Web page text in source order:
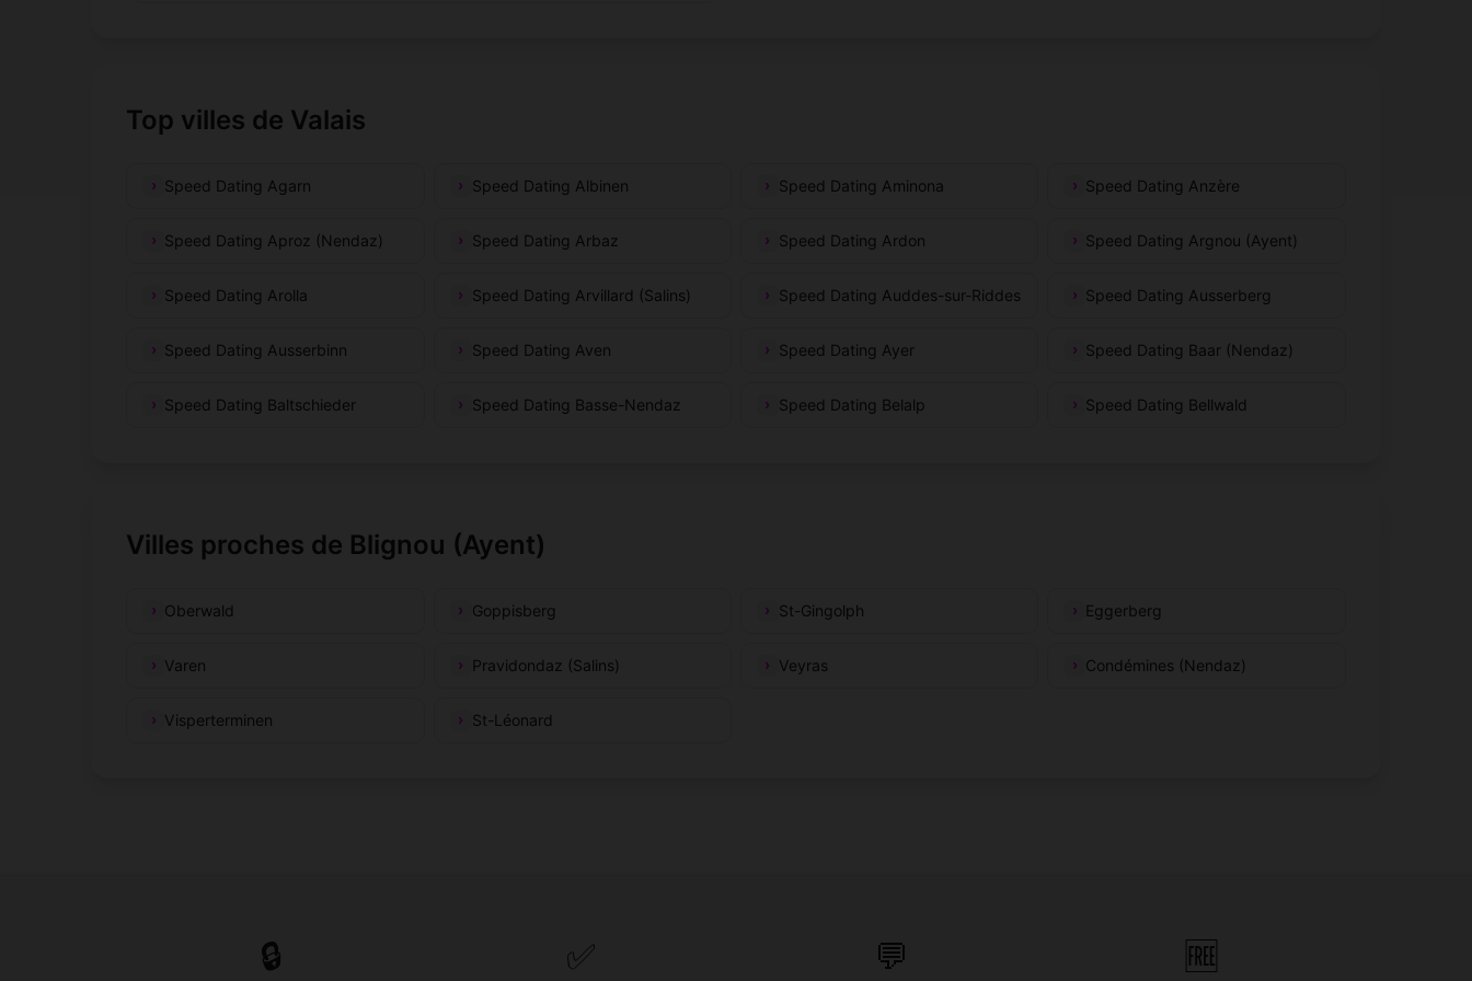
Top villes de Valais
Speed Dating Agarn Speed Dating Albinen Speed Dating Aminona Speed Dating Anzère
Speed Dating Aproz (Nendaz) Speed Dating Arbaz Speed Dating Ardon Speed Dating Argnou (Ayent)
Speed Dating Arolla Speed Dating Arvillard (Salins) Speed Dating Auddes-sur-Riddes Speed Dating Ausserberg
Speed Dating Ausserbinn Speed Dating Aven Speed Dating Ayer Speed Dating Baar (Nendaz)
Speed Dating Baltschieder Speed Dating Basse-Nendaz Speed Dating Belalp Speed Dating Bellwald
Villes proches de Blignou (Ayent)
Oberwald Goppisberg St-Gingolph Eggerberg
Varen Pravidondaz (Salins) Veyras Condémines (Nendaz)
Visperterminen St-Léonard
🔒 ✅ 💬 🆓